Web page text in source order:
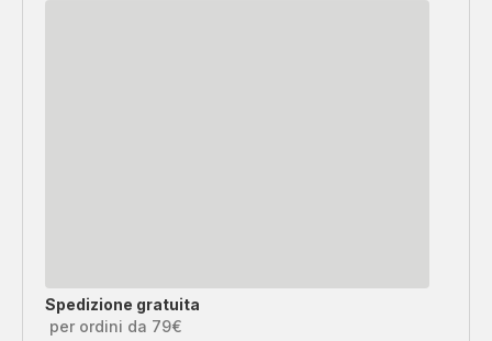
Spedizione gratuita
per ordini da 79€